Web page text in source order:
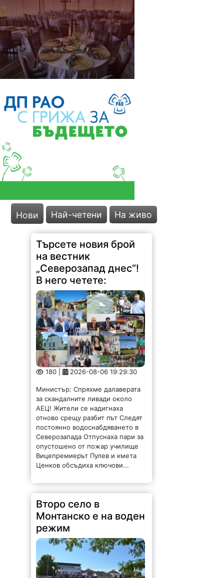
Нови Най-четени На живо
Търсете новия брой
на вестник
„Северозапад днес“!
В него четете:
180 | 2026-08-06 19:29:30
Министър: Спряхме далаверата
за скандалните ливади около
АЕЦ! Жители се надигнаха
отново срещу разбит път Следят
постоянно водоснабдяването в
Северозапада Отпуснаха пари за
опустошено от пожар училище
Вицепремиерът Пулев и кмета
Ценков обсъдиха ключови...
Второ село в
Монтанско е на воден
режим